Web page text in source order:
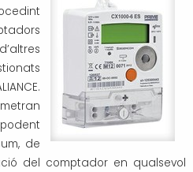
de
del comptador en qualsevol